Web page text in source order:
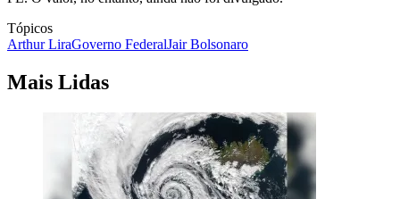
Tópicos
Arthur LiraGoverno FederalJair Bolsonaro
Mais Lidas